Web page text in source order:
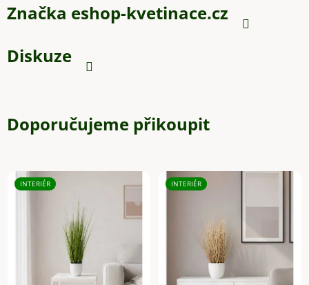
Značka eshop-kvetinace.cz
Diskuze
Doporučujeme přikoupit
INTERIÉR INTERIÉR